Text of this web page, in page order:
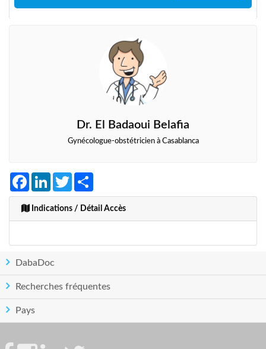
Dr. El Badaoui Belafia
Gynécologue-obstétricien à Casablanca
FacebookLinkedInTwitter
Indications / Détail Accès
DabaDoc
Recherches fréquentes
Pays